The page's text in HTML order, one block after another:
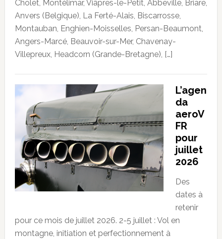
Cholet, Montélimar, Viâpres-le-Petit, Abbeville, Briare,
Anvers (Belgique), La Ferté-Alais, Biscarrosse,
Montauban, Enghien-Moisselles, Persan-Beaumont,
Angers-Marcé, Beauvoir-sur-Mer, Chavenay-
Villepreux, Headcorn (Grande-Bretagne), […]
L’agen
da
aeroV
FR
pour
juillet
2026
Des
dates à
retenir
pour ce mois de juillet 2026. 2-5 juillet : Vol en
montagne, initiation et perfectionnement à